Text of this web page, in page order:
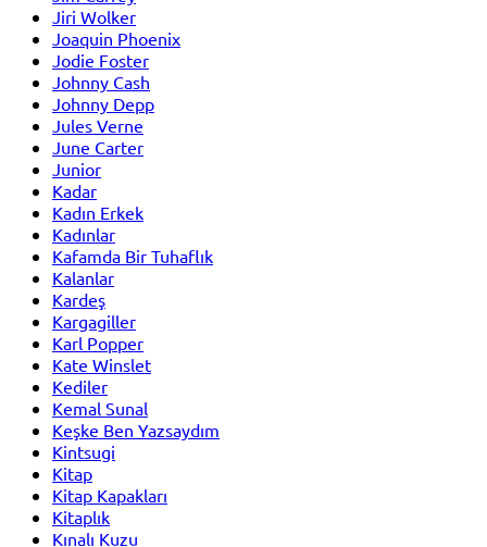
Jiri Wolker
Joaquin Phoenix
Jodie Foster
Johnny Cash
Johnny Depp
Jules Verne
June Carter
Junior
Kadar
Kadın Erkek
Kadınlar
Kafamda Bir Tuhaflık
Kalanlar
Kardeş
Kargagiller
Karl Popper
Kate Winslet
Kediler
Kemal Sunal
Keşke Ben Yazsaydım
Kintsugi
Kitap
Kitap Kapakları
Kitaplık
Kınalı Kuzu